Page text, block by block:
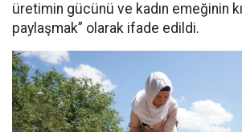
üretimin gücünü ve kadın emeğinin
paylaşmak” olarak ifade edildi.